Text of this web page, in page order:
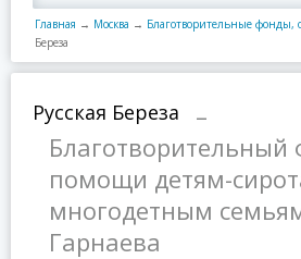
Главная → Москва → Благотворительные фонды,
Береза
Русская Береза
–
Благотворительный
помощи детям-
многодетным
Гарнаева